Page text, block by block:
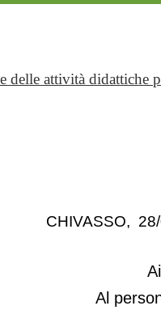
delle attività didattiche
CHIVASSO,
Al